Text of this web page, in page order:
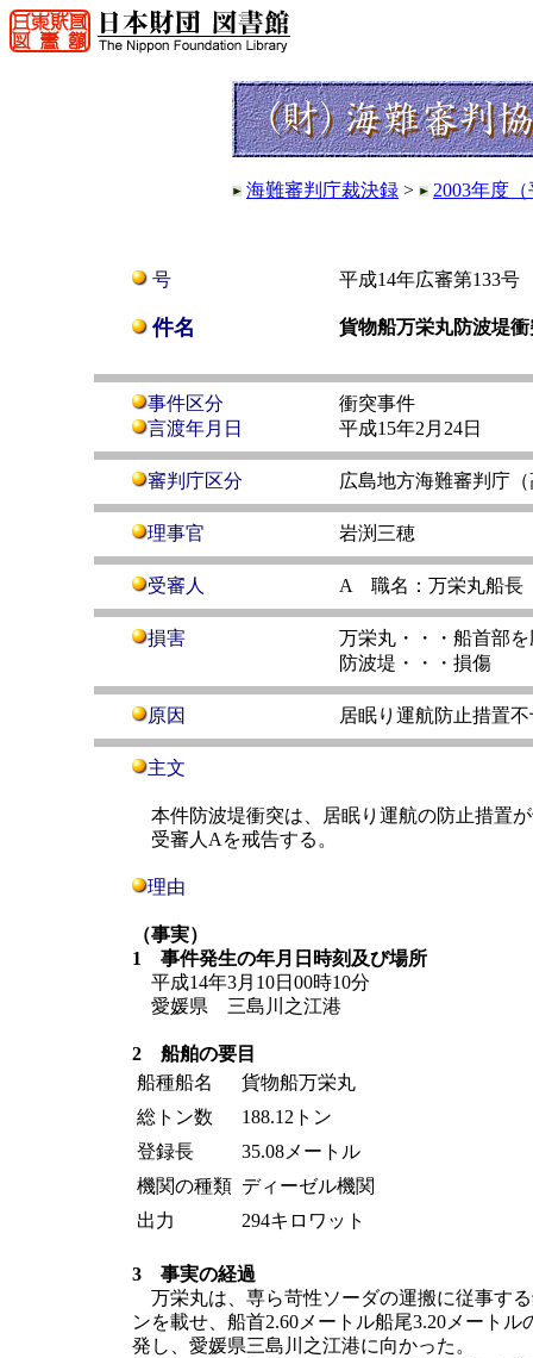
海難審判庁裁決録 > 2003年度
号 平成14年広審第133号
件名 貨物船万栄丸防波堤
事件区分
衝突事件
言渡年月日
平成15年2月24日
審判庁区分 広島地方海難審判庁
理事官 岩渕三穂
受審人 A 職名：万栄丸船長
損害
万栄丸・・・船首部を
防波堤・・・損傷
原因 居眠り運航防止措置
主文
本件防波堤衝突は、居眠り運航の防止措置
受審人Aを戒告する。
理由
（事実）
1 事件発生の年月日時刻及び場所
平成14年3月10日00時10分
愛媛県 三島川之江港
2 船舶の要目
船種船名
貨物船万栄丸
総トン数
188.12トン
登録長
35.08メートル
機関の種類 ディーゼル機関
出力
294キロワット
3 事実の経過
万栄丸は、専ら苛性ソーダの運搬に従事す
ンを載せ、船首2.60メートル船尾3.20メート
発し、愛媛県三島川之江港に向かった。